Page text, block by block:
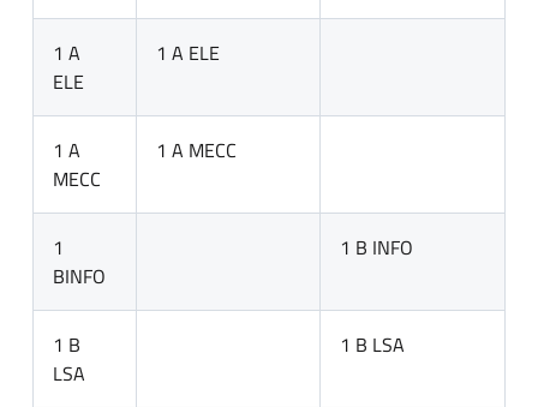
1 A
ELE
1 A ELE
1 A
MECC
1 A MECC
1
BINFO
1 B INFO
1 B
LSA
1 B LSA